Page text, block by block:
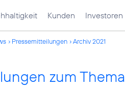
Kunden Investoren
Pressemitteilungen Archiv 2021
zum